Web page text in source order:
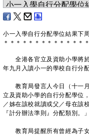
小一入學自行分配學位結果下
＊ ＊ ＊ ＊ ＊ ＊ ＊ ＊ ＊ ＊ ＊ ＊ ＊ ＊
全港各官立及資助小學將於
年九月入讀小一的學校自行分
教育局發言人今日（十一月
立及資助小學的自行分配學位
／姊在該校就讀或父／母在該
『計分辦法準則』分配類別。」
教育局提醒所有曾經為子女